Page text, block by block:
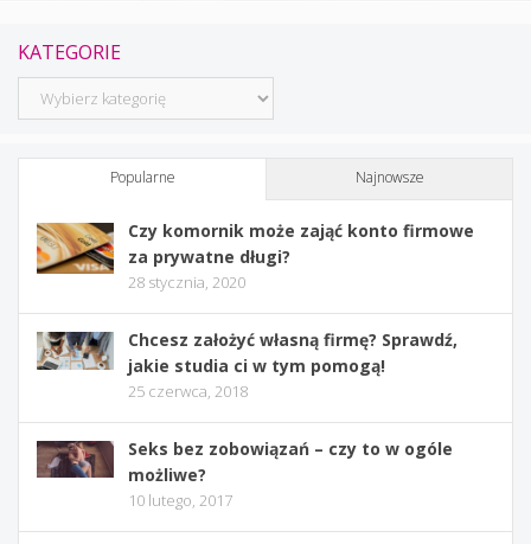
KATEGORIE
Kategorie
Popularne Najnowsze
Czy komornik może zająć konto firmowe
za prywatne długi?
28 stycznia, 2020
Chcesz założyć własną firmę? Sprawdź,
jakie studia ci w tym pomogą!
25 czerwca, 2018
Seks bez zobowiązań – czy to w ogóle
możliwe?
10 lutego, 2017